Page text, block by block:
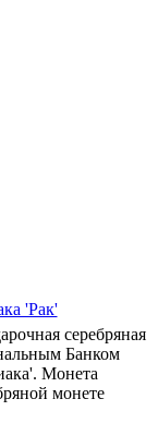
'Рак'
серебряная
Банком
Монета
монете